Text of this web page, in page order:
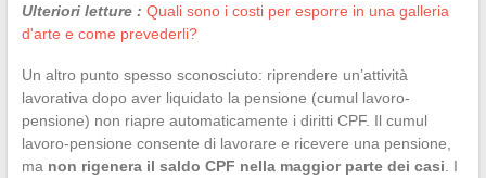
Ulteriori letture : Quali sono i costi per esporre in una galleria
d'arte e come prevederli?
Un altro punto spesso sconosciuto: riprendere un’attività
lavorativa dopo aver liquidato la pensione (cumul lavoro-
pensione) non riapre automaticamente i diritti CPF. Il cumul
lavoro-pensione consente di lavorare e ricevere una pensione,
ma non rigenera il saldo CPF nella maggior parte dei casi . I